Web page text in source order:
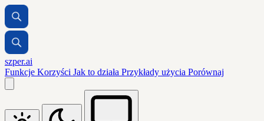
szper.ai
Funkcje Korzyści Jak to działa Przykłady użycia Porównaj